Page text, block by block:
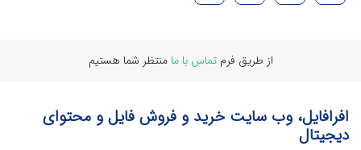
از طریق فرمتماس با ما منتظر شما هستیم
افرافایل، وب سایت خرید و فروش فایل و محتوای
دیجیتال